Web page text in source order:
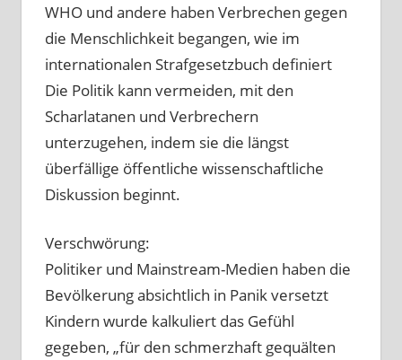
WHO und andere haben Verbrechen gegen
die Menschlichkeit begangen, wie im
internationalen Strafgesetzbuch definiert
Die Politik kann vermeiden, mit den
Scharlatanen und Verbrechern
unterzugehen, indem sie die längst
überfällige öffentliche wissenschaftliche
Diskussion beginnt.
Verschwörung:
Politiker und Mainstream-Medien haben die
Bevölkerung absichtlich in Panik versetzt
Kindern wurde kalkuliert das Gefühl
gegeben, „für den schmerzhaft gequälten